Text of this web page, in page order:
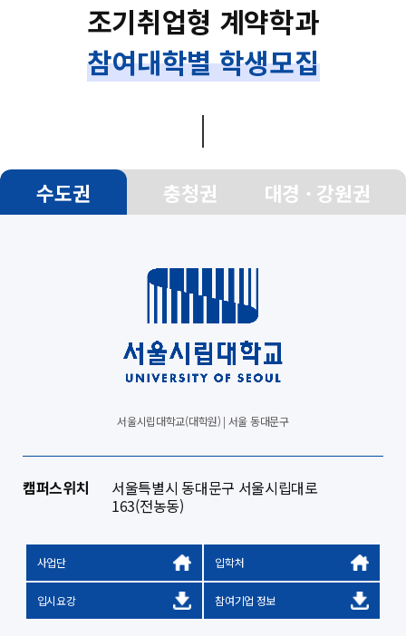
조기취업형 계약학과
참여대학별 학생모집
수도권 충청권 대경 · 강원권
서울시립대학교(대학원) | 서울 동대문구
캠퍼스위치
서울특별시 동대문구 서울시립대로
163(전농동)
사업단 입학처
입시요강 참여기업 정보